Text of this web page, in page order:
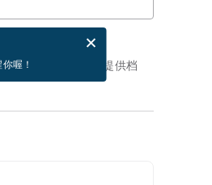
喔！
电子贺卡是什么？
不包含假日）才会提供档